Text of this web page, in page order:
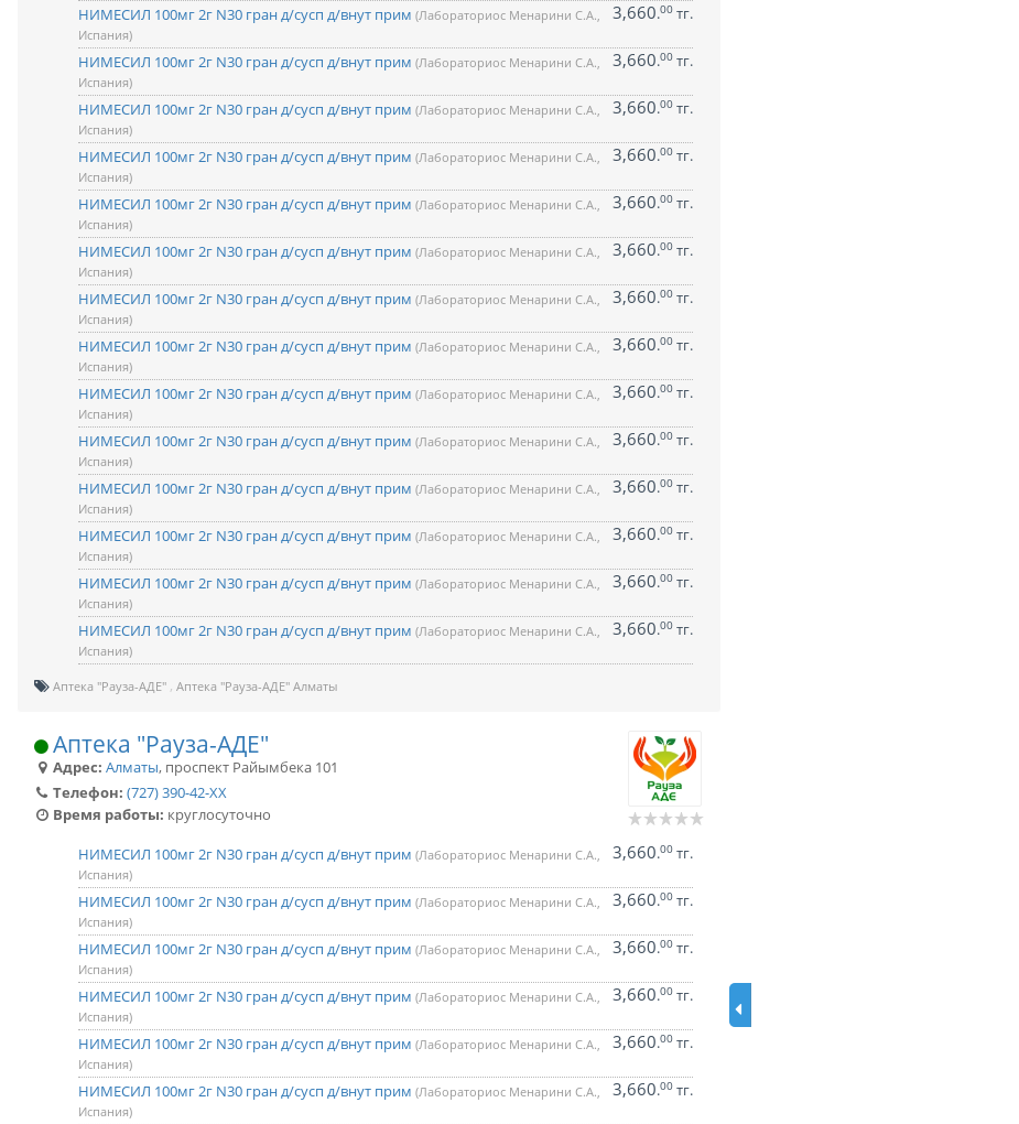
НИМЕСИЛ 100мг 2г N30 гран д/сусп д/внут прим (Лабораториос Менарини С.А.,
Испания)
3,660.00тг.
НИМЕСИЛ 100мг 2г N30 гран д/сусп д/внут прим (Лабораториос Менарини С.А.,
Испания)
3,660.00тг.
НИМЕСИЛ 100мг 2г N30 гран д/сусп д/внут прим (Лабораториос Менарини С.А.,
Испания)
3,660.00тг.
НИМЕСИЛ 100мг 2г N30 гран д/сусп д/внут прим (Лабораториос Менарини С.А.,
Испания)
3,660.00тг.
НИМЕСИЛ 100мг 2г N30 гран д/сусп д/внут прим (Лабораториос Менарини С.А.,
Испания)
3,660.00тг.
НИМЕСИЛ 100мг 2г N30 гран д/сусп д/внут прим (Лабораториос Менарини С.А.,
Испания)
3,660.00тг.
НИМЕСИЛ 100мг 2г N30 гран д/сусп д/внут прим (Лабораториос Менарини С.А.,
Испания)
3,660.00тг.
НИМЕСИЛ 100мг 2г N30 гран д/сусп д/внут прим (Лабораториос Менарини С.А.,
Испания)
3,660.00тг.
НИМЕСИЛ 100мг 2г N30 гран д/сусп д/внут прим (Лабораториос Менарини С.А.,
Испания)
3,660.00тг.
НИМЕСИЛ 100мг 2г N30 гран д/сусп д/внут прим (Лабораториос Менарини С.А.,
Испания)
3,660.00тг.
НИМЕСИЛ 100мг 2г N30 гран д/сусп д/внут прим (Лабораториос Менарини С.А.,
Испания)
3,660.00тг.
НИМЕСИЛ 100мг 2г N30 гран д/сусп д/внут прим (Лабораториос Менарини С.А.,
Испания)
3,660.00тг.
НИМЕСИЛ 100мг 2г N30 гран д/сусп д/внут прим (Лабораториос Менарини С.А.,
Испания)
3,660.00тг.
НИМЕСИЛ 100мг 2г N30 гран д/сусп д/внут прим (Лабораториос Менарини С.А.,
Испания)
3,660.00тг.
Аптека "Рауза-АДЕ" Аптека "Рауза-АДЕ" Алматы
Аптека "Рауза-АДЕ"
Адрес: Алматы, проспект Райымбека 101
Телефон: (727) 390-42-XX
Время работы: круглосуточно
НИМЕСИЛ 100мг 2г N30 гран д/сусп д/внут прим (Лабораториос Менарини С.А.,
Испания)
3,660.00тг.
НИМЕСИЛ 100мг 2г N30 гран д/сусп д/внут прим (Лабораториос Менарини С.А.,
Испания)
3,660.00тг.
НИМЕСИЛ 100мг 2г N30 гран д/сусп д/внут прим (Лабораториос Менарини С.А.,
Испания)
3,660.00тг.
НИМЕСИЛ 100мг 2г N30 гран д/сусп д/внут прим (Лабораториос Менарини С.А.,
Испания)
3,660.00тг.
НИМЕСИЛ 100мг 2г N30 гран д/сусп д/внут прим (Лабораториос Менарини С.А.,
Испания)
3,660.00тг.
НИМЕСИЛ 100мг 2г N30 гран д/сусп д/внут прим (Лабораториос Менарини С.А.,
Испания)
3,660.00тг.